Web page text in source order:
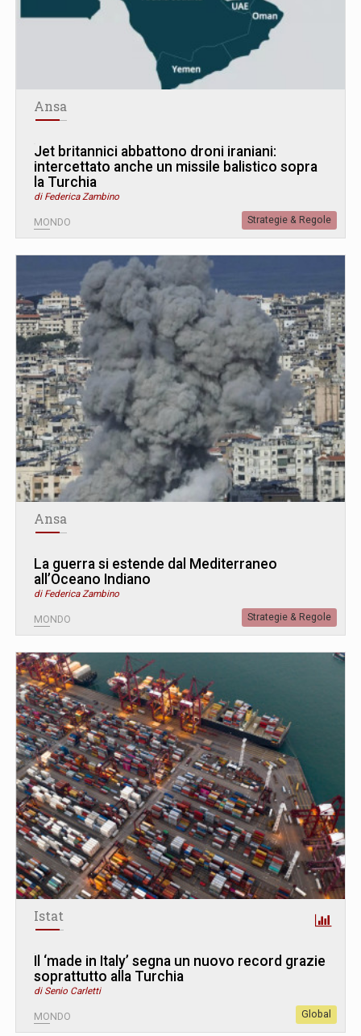
Ansa
Jet britannici abbattono droni iraniani:
intercettato anche un missile balistico sopra
la Turchia
di Federica Zambino
MONDO Strategie & Regole
Ansa
La guerra si estende dal Mediterraneo
all’Oceano Indiano
di Federica Zambino
MONDO Strategie & Regole
Istat
Il ‘made in Italy’ segna un nuovo record grazie
soprattutto alla Turchia
di Senio Carletti
MONDO Global